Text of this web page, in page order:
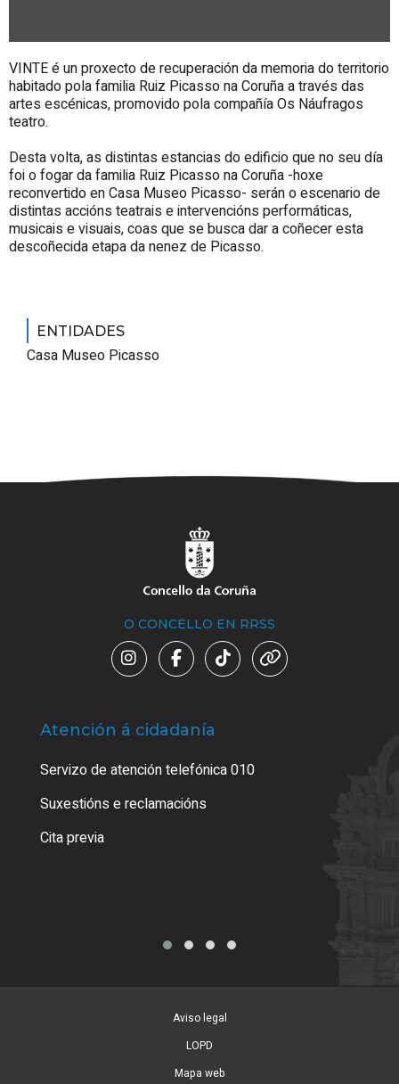
VINTE é un proxecto de recuperación da memoria do territorio
habitado pola familia Ruiz Picasso na Coruña a través das
artes escénicas, promovido pola compañía Os Náufragos
teatro.
Desta volta, as distintas estancias do edificio que no seu día
foi o fogar da familia Ruiz Picasso na Coruña -hoxe
reconvertido en Casa Museo Picasso- serán o escenario de
distintas accións teatrais e intervencións performáticas,
musicais e visuais, coas que se busca dar a coñecer esta
descoñecida etapa da nenez de Picasso.
ENTIDADES
Casa Museo Picasso
O CONCELLO EN RRSS
Atención á cidadanía
Servizo de atención telefónica 010
Suxestións e reclamacións
Cita previa
Aviso legal
LOPD
Mapa web